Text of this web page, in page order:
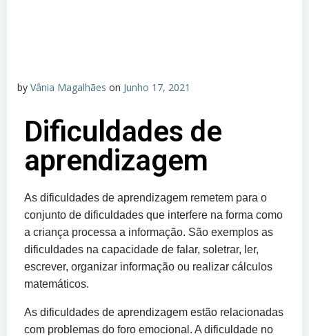
by Vânia Magalhães on Junho 17, 2021
Dificuldades de
aprendizagem
As dificuldades de aprendizagem remetem para o
conjunto de dificuldades que interfere na forma como
a criança processa a informação. São exemplos as
dificuldades na capacidade de falar, soletrar, ler,
escrever, organizar informação ou realizar cálculos
matemáticos.
As dificuldades de aprendizagem estão relacionadas
com problemas do foro emocional. A dificuldade no